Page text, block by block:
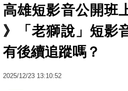
高雄短影音公開班
》「老獅說」短影
有後續追蹤嗎？
2025/12/23 13:10:52